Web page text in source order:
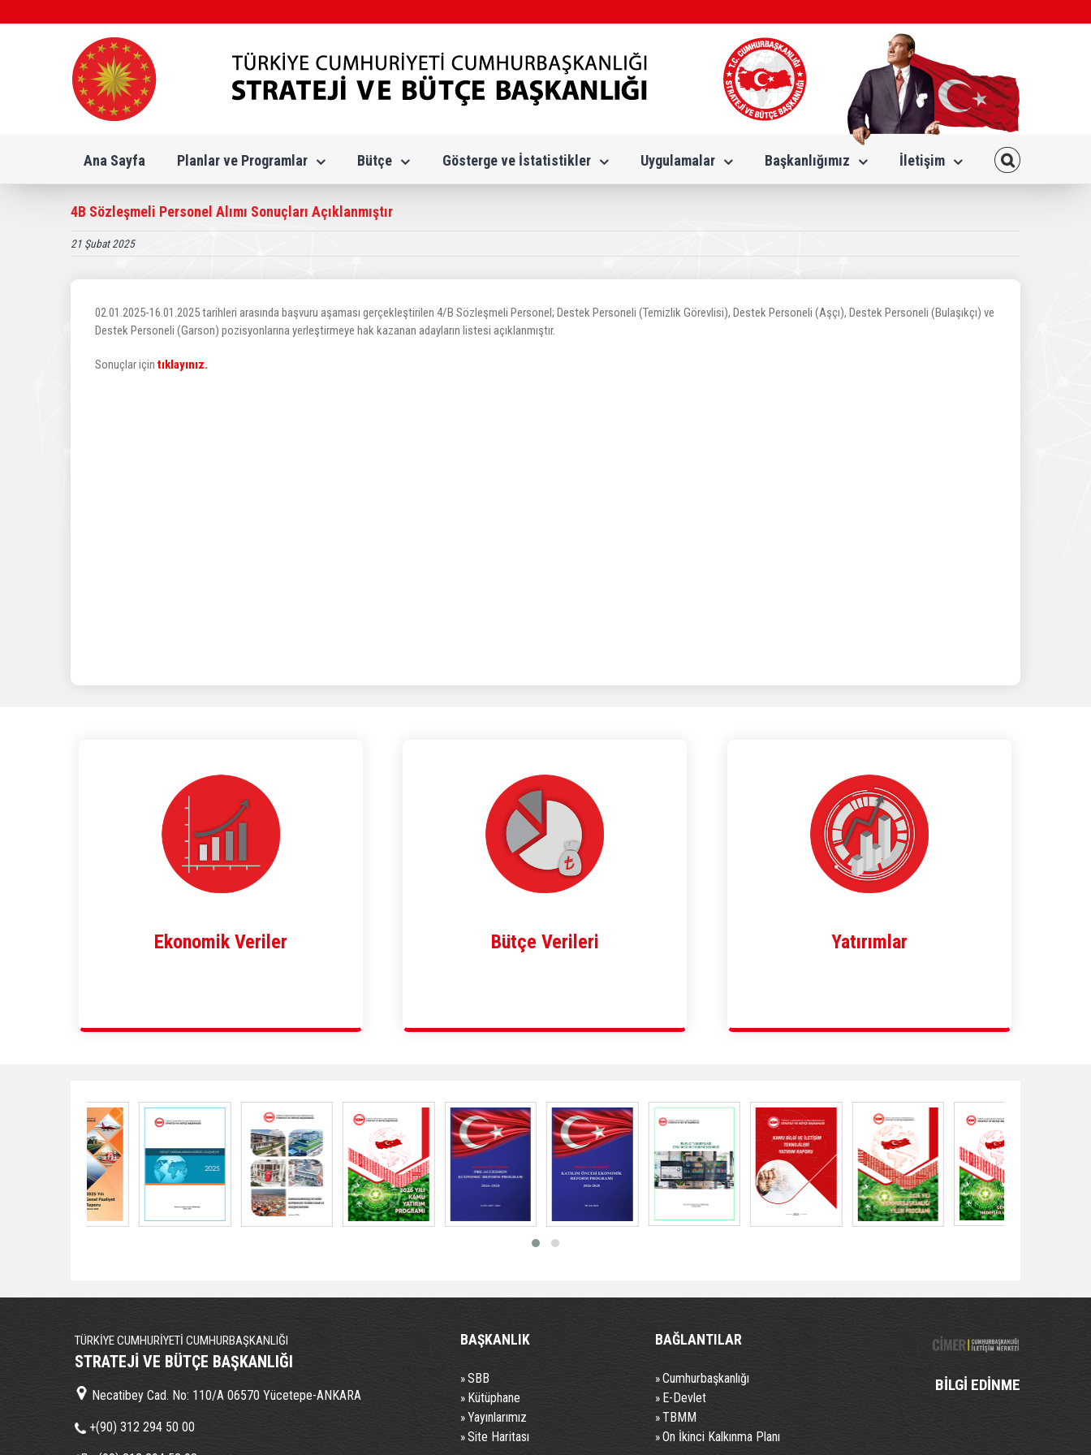
to
Ana Sayfa Planlar ve Programlar Bütçe Gösterge ve İstatistikler Uygulamalar Başkanlığımız İletişim
4B Sözleşmeli Personel Alımı Sonuçları Açıklanmıştır
21 Şubat 2025
02.01.2025-16.01.2025 tarihleri arasında başvuru aşaması gerçekleştirilen 4/B Sözleşmeli Personel; Destek Personeli (Temizlik Görevlisi), Destek Personeli (Aşçı), Destek Personeli (Bulaşıkçı) ve
Destek Personeli (Garson) pozisyonlarına yerleştirmeye hak kazanan adayların listesi açıklanmıştır.
Sonuçlar için tıklayınız.
Ekonomik Veriler Bütçe Verileri Yatırımlar
TÜRKİYE CUMHURİYETİ CUMHURBAŞKANLIĞI
STRATEJİ VE BÜTÇE BAŞKANLIĞI
Necatibey Cad. No: 110/A 06570 Yücetepe-ANKARA
+(90) 312 294 50 00
BAŞKANLIK
»SBB
» Kütüphane
»Yayınlarımız
»Site Haritası
BAĞLANTILAR
»Cumhurbaşkanlığı
» E-Devlet
»TBMM
»On İkinci Kalkınma Planı
BİLGİ EDİNME